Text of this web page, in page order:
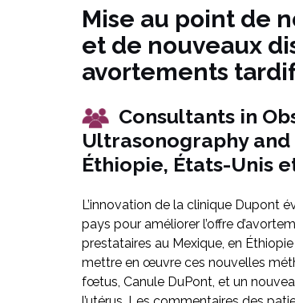
Mise au point de
et de nouveaux
avortements
Consultants in
Ultrasonography
Éthiopie, États-Unis
L’innovation de la clinique Dupont
pays pour améliorer l’offre
prestataires au Mexique, en
mettre en œuvre ces nouvelles
fœtus, Canule DuPont, et un